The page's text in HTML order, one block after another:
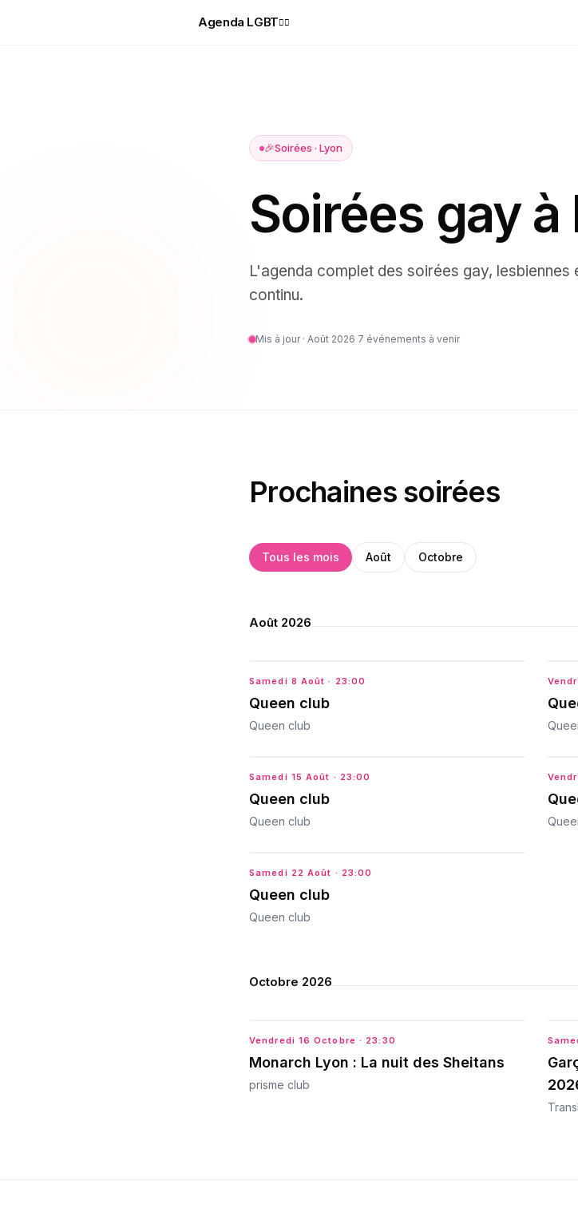
Agenda LGBT🏳️‍🌈
🎉Soirées · Lyon
Soirées gay à
L'agenda complet des soirées gay, lesbiennes
continu.
Mis à jour · Août 2026·7 événements à venir
Prochaines soirées
Tous les mois Août Octobre
Août 2026
Samedi 8 Août · 23:00
Queen club
Queen club
Samedi 15 Août · 23:00
Queen club
Queen club
Samedi 22 Août · 23:00
Queen club
Queen club
Octobre 2026
Vendredi 16 Octobre · 23:30
Monarch Lyon : La nuit des Sheitans
prisme club